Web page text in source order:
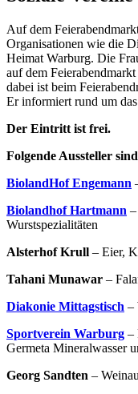
Auf dem
Organisationen wie die
Heimat Warburg. Die
auf dem
dabei ist beim
Er informiert rund um
Der Eintritt ist frei.
Folgende Aussteller
BiolandHof Engemann
Biolandhof Hartmann
Wurstspezialitäten
Alsterhof Krull – Eier,
Tahani Munawar –
Diakonie Mittagstisch –
Sportverein Warburg –
Germeta Mineralwasser
Georg Sandten –